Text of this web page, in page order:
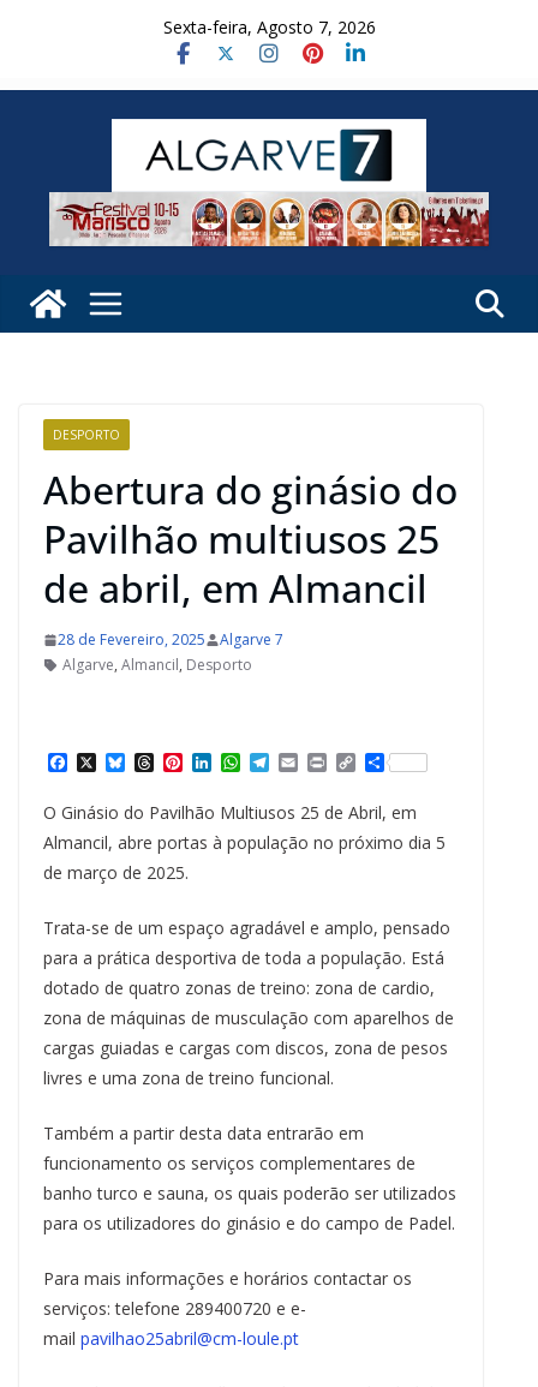
Sexta-feira, Agosto 7, 2026
DESPORTO
Abertura do ginásio do
Pavilhão multiusos 25
de abril, em Almancil
28 de Fevereiro, 2025
Algarve 7
Algarve, Almancil, Desporto
c
e
b
o
X B
u
e
s
y
T
r
e
a
d
s
P
n
t
e
e
L
n
k
e
W
a
t
s
A
T
e
g
E
a
i
l
P
i
n
t
C
p
y
L
S
r
e
O Ginásio do Pavilhão Multiusos 25 de Abril, em
Almancil, abre portas à população no próximo dia 5
de março de 2025.
Trata-se de um espaço agradável e amplo, pensado
para a prática desportiva de toda a população. Está
dotado de quatro zonas de treino: zona de cardio,
zona de máquinas de musculação com aparelhos de
cargas guiadas e cargas com discos, zona de pesos
livres e uma zona de treino funcional.
Também a partir desta data entrarão em
funcionamento os serviços complementares de
banho turco e sauna, os quais poderão ser utilizados
para os utilizadores do ginásio e do campo de Padel.
Para mais informações e horários contactar os
serviços: telefone 289400720 e e-
mail pavilhao25abril@cm-loule.pt